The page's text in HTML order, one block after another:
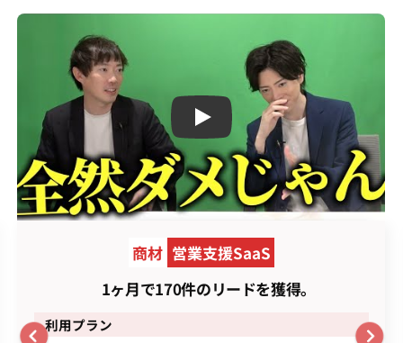
Play
商材 営業支援SaaS
1ヶ月で170件のリードを獲得。
利用プラン